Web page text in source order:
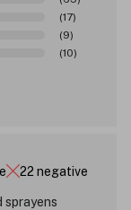
(17)
(9)
(10)
22 negative
sprayens